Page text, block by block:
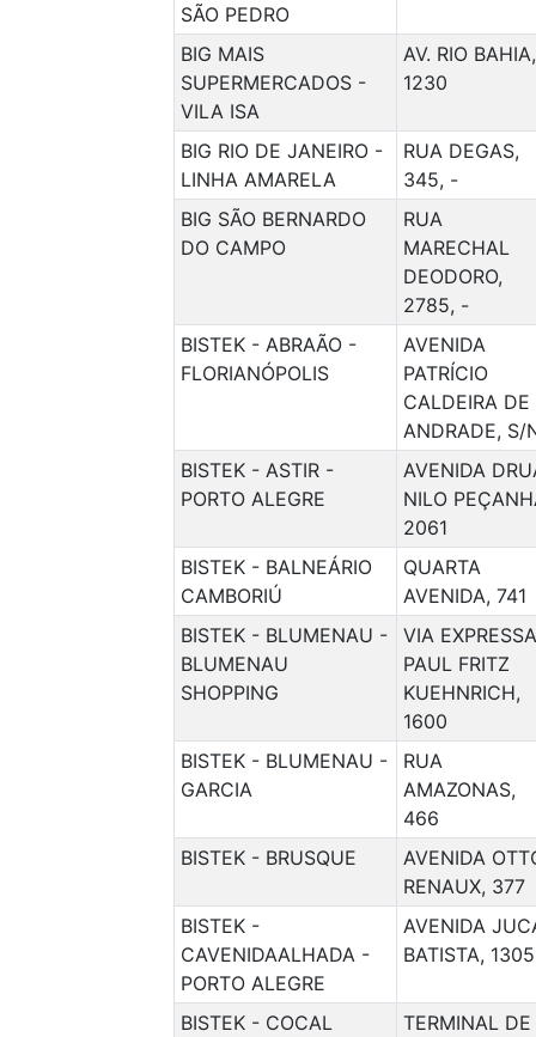
SÃO PEDRO
BIG MAIS
SUPERMERCADOS -
VILA ISA
AV. RIO BAHIA,
1230
BIG RIO DE JANEIRO -
LINHA AMARELA
RUA DEGAS,
345, -
BIG SÃO BERNARDO
DO CAMPO
RUA
MARECHAL
DEODORO,
2785, -
BISTEK - ABRAÃO -
FLORIANÓPOLIS
AVENIDA
PATRÍCIO
CALDEIRA DE
ANDRADE, S/
BISTEK - ASTIR -
PORTO ALEGRE
AVENIDA
NILO
2061
BISTEK - BALNEÁRIO
CAMBORIÚ
QUARTA
AVENIDA, 741
BISTEK - BLUMENAU -
BLUMENAU
SHOPPING
VIA EXPRESSA
PAUL FRITZ
KUEHNRICH,
1600
BISTEK - BLUMENAU -
GARCIA
RUA
AMAZONAS,
466
BISTEK - BRUSQUE
AVENIDA
RENAUX, 377
BISTEK -
CAVENIDAALHADA -
PORTO ALEGRE
AVENIDA
BATISTA, 1305
BISTEK - COCAL
TERMINAL DE